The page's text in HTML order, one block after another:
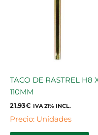
TACO DE RASTREL H8
110MM
21.93€ IVA 21% INCL.
Precio: Unidades